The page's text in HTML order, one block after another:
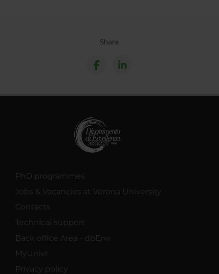
Share
PhD programmes
Jobs & Vacancies at Verona University
Contacts
Technical support
Back office Area - dbErw
MyUnivr
Privacy policy